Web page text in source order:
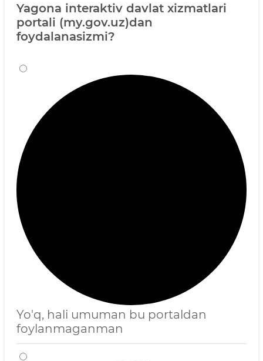
Yagona interaktiv davlat xizmatlari
portali (my.gov.uz)dan
foydalanasizmi?
Yo'q, hali umuman bu portaldan
foylanmaganman